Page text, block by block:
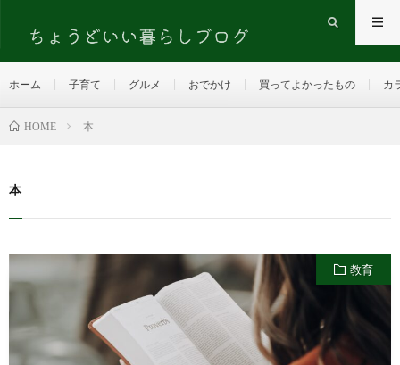
ホーム 子育て グルメ おでかけ 買ってよかったもの カ
HOME 本
本
教育